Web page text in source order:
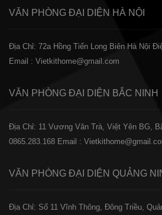
VĂN PHÒNG ĐẠI DIỆN HÀ NỘI
Địa Chỉ: 72a Hồng Tiến Long Biên Hà Nội
Email : Vietkithome@gmail.com
VĂN PHÒNG ĐẠI DIỆN BẮC NINH
Địa Chỉ: 11 Vương Văn Trà, Việt Yên BG,
0865.283.168 Email :
VĂN PHÒNG ĐẠI DIỆN QUẢNG
Địa Chỉ: Số 11 Vĩnh Thông, Đông Triều,